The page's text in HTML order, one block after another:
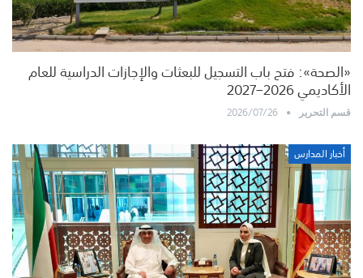
«الصحة»: فتح باب التسجيل للبعثات والإجازات الدراسية للعام
الأكاديمي 2026–2027
قسم التحرير
2026/07/26
أخبار المدارس